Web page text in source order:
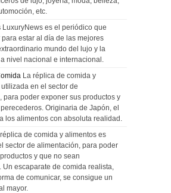
etc.
LuxuryNews es el periódico que
estar al día de las mejores
mundo del lujo y la
nivel nacional e internacional.
La réplica de comida y
en el sector de
para poder exponer sus productos y
Originaria de Japón, el
los alimentos con absoluta realidad.
de comida y alimentos es
sector de alimentación, para poder
y que no sean
Un escaparate de comida realista,
de comunicar, se consigue un
mayor.